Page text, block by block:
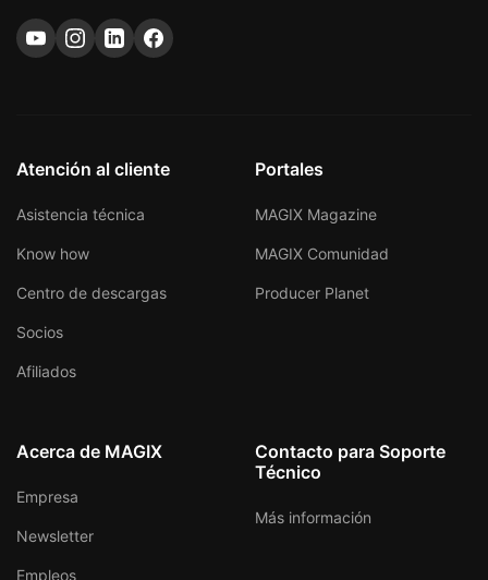
Atención al cliente
Asistencia técnica
Know how
Centro de descargas
Socios
Afiliados
Portales
MAGIX Magazine
MAGIX Comunidad
Producer Planet
Acerca de MAGIX
Empresa
Newsletter
Empleos
Contacto para Soporte
Técnico
Más información